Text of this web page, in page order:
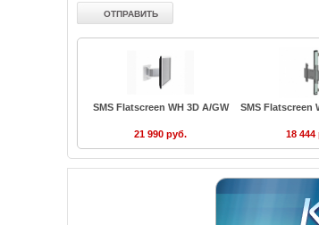
SMS Flatscreen WH 3D A/GW
21 990 руб.
SMS Flatscreen
18 444